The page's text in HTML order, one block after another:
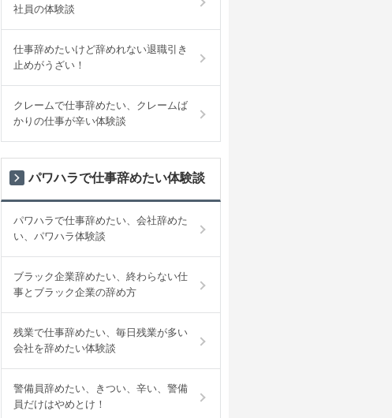
社員の体験談
仕事辞めたいけど辞めれない退職引き
止めがうざい！
クレームで仕事辞めたい、クレームば
かりの仕事が辛い体験談
パワハラで仕事辞めたい体験談
パワハラで仕事辞めたい、会社辞めた
い、パワハラ体験談
ブラック企業辞めたい、終わらない仕
事とブラック企業の辞め方
残業で仕事辞めたい、毎日残業が多い
会社を辞めたい体験談
警備員辞めたい、きつい、辛い、警備
員だけはやめとけ！